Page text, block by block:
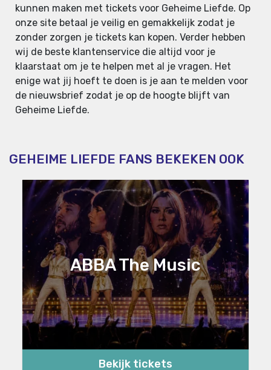
kunnen maken met tickets voor Geheime Liefde. Op
onze site betaal je veilig en gemakkelijk zodat je
zonder zorgen je tickets kan kopen. Verder hebben
wij de beste klantenservice die altijd voor je
klaarstaat om je te helpen met al je vragen. Het
enige wat jij hoeft te doen is je aan te melden voor
de nieuwsbrief zodat je op de hoogte blijft van
Geheime Liefde.
GEHEIME LIEFDE FANS BEKEKEN OOK
ABBA The Music
Bekijk tickets